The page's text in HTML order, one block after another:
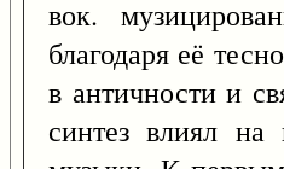
вок.
благодаря её
в античности и
синтез влиял на